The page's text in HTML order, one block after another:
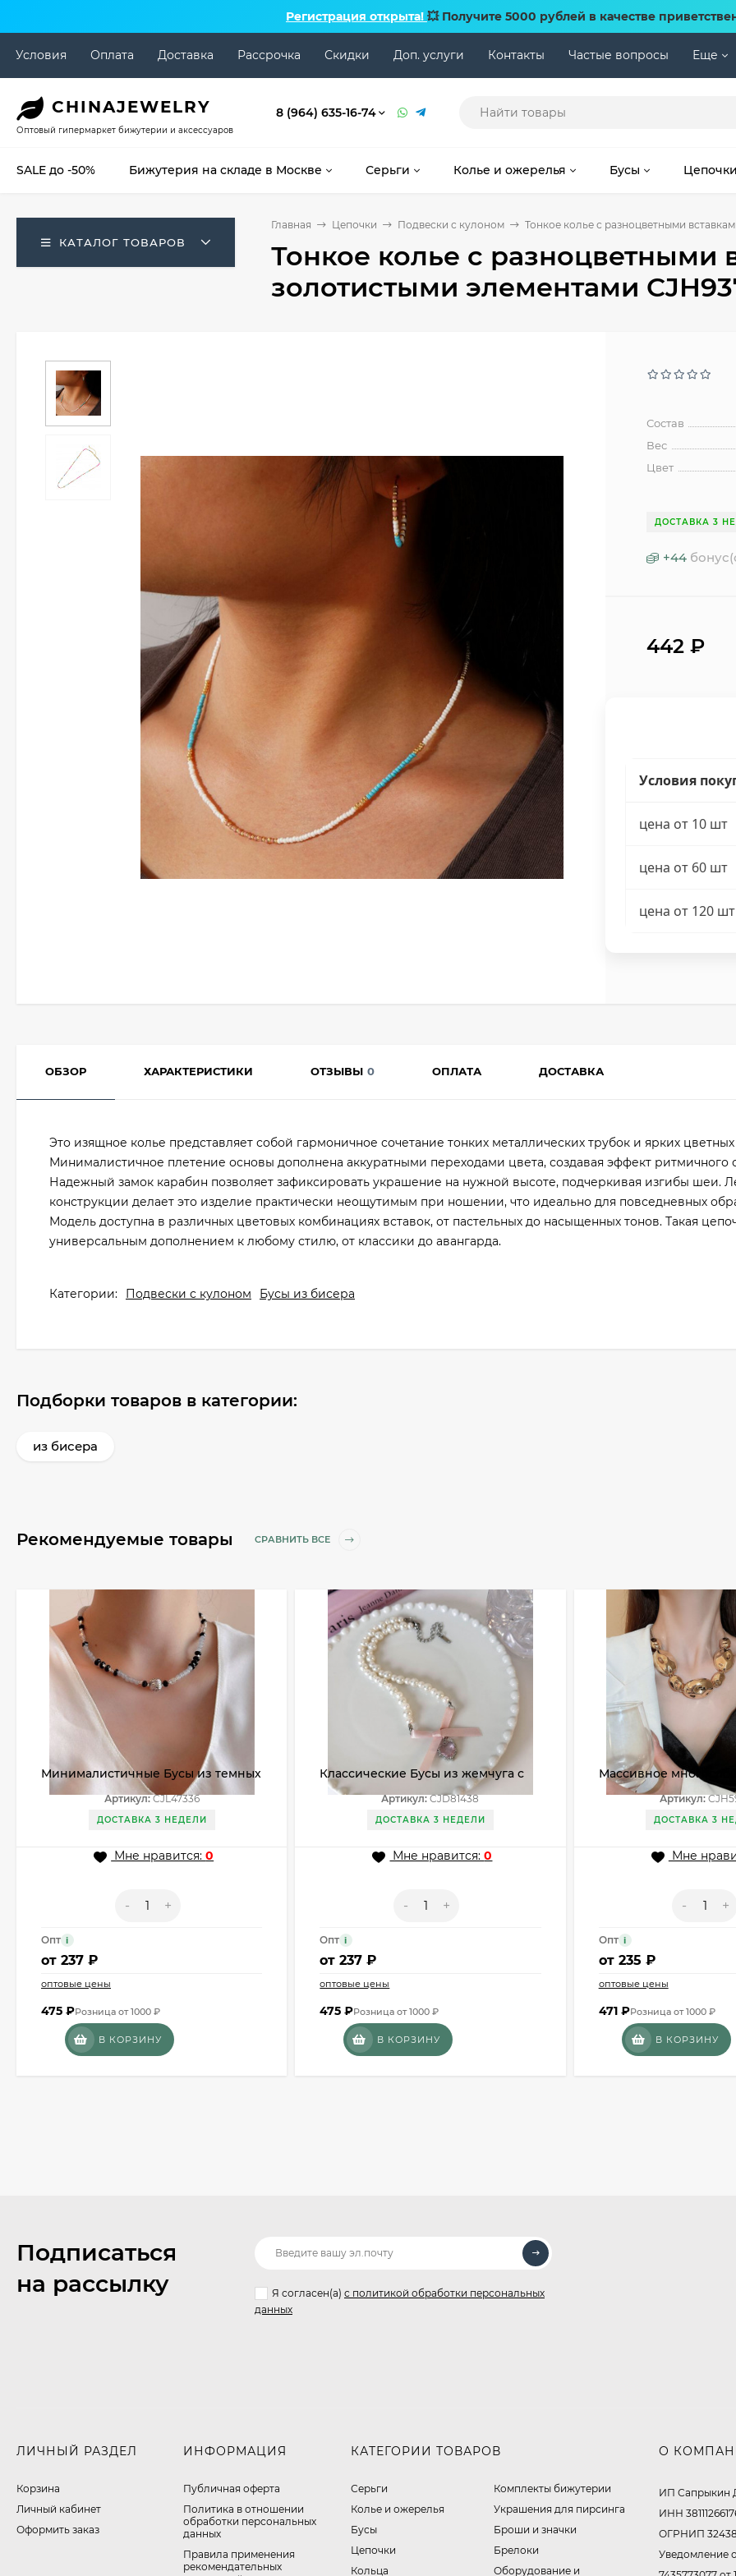
Регистрация открыта! 💥 Получите 5000 рублей в качестве
Условия Оплата Доставка Рассрочка Скидки Доп. услуги Контакты Частые вопросы Еще
CHINAJEWELRY
Оптовый гипермаркет бижутерии и аксессуаров
8 (964) 635-16-74
SALE до -50% Бижутерия на складе в Москве Серьги Колье и ожерелья Бусы Цепочки
КАТАЛОГ ТОВАРОВ
Главная Цепочки Подвески с кулоном Тонкое колье с разноцветными
Тонкое колье с разноцветными
золотистыми элементами
Состав
Вес
Цвет
ДОСТАВКА 3
+44
442₽
Условия
цена от 10 шт
цена от 60 шт
цена от 120 шт
ОБЗОР ХАРАКТЕРИСТИКИ ОТЗЫВЫ 0 ОПЛАТА ДОСТАВКА
Это изящное колье представляет собой гармоничное сочетание тонких металлических трубок и ярких
Минималистичное плетение основы дополнена аккуратными переходами цвета, создавая эффект ритмичного
Надежный замок карабин позволяет зафиксировать украшение на нужной высоте, подчеркивая изгибы шеи.
конструкции делает это изделие практически неощутимым при ношении, что идеально для повседневных
Модель доступна в различных цветовых комбинациях вставок, от пастельных до насыщенных тонов. Такая
универсальным дополнением к любому стилю, от классики до авангарда.
Категории: Подвески с кулоном Бусы из бисера
Подборки товаров в категории:
из бисера
Рекомендуемые товары СРАВНИТЬ ВСЕ
Минималистичные Бусы из темных
и светлых камней CJL47336
Артикул:CJL47336
ДОСТАВКА 3 НЕДЕЛИ
Мне нравится:0
- +
Опт i
от 237 ₽
оптовые цены
475 ₽Розница от 1000 ₽
В КОРЗИНУ
Классические Бусы из жемчуга с
декоративным бантом CJD81438
Артикул:CJD81438
ДОСТАВКА 3 НЕДЕЛИ
Мне нравится:0
- +
Опт i
от237 ₽
оптовые цены
475₽Розница от 1000 ₽
В КОРЗИНУ
Массивное
крупными золотыми
Артикул:
ДОСТАВКА 3
Мне
- +
Опт i
от 235 ₽
оптовые цены
471 ₽Розница от 1000 ₽
В КОРЗИНУ
Подписаться
на рассылку
Я согласен(a) с политикой обработки персональных
данных
ЛИЧНЫЙ РАЗДЕЛ
Корзина
Личный кабинет
Оформить заказ
ИНФОРМАЦИЯ
Публичная оферта
​Политика в отношении
обработки персональных
данных
Правила применения
рекомендательных
КАТЕГОРИИ ТОВАРОВ
Серьги
Колье и ожерелья
Бусы
Цепочки
Кольца
Комплекты бижутерии
Украшения для пирсинга
Броши и значки
Брелоки
Оборудование и
О
ИП Сапрыкин
ИНН
ОГРНИП
Уведомление